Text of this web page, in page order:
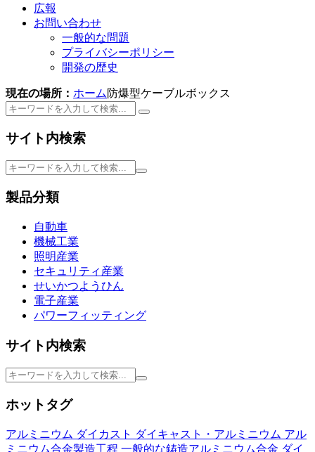
広報
お問い合わせ
一般的な問題
プライバシーポリシー
開発の歴史
現在の場所： ホーム 防爆型ケーブルボックス
サイト内検索
製品分類
自動車
機械工業
照明産業
セキュリティ産業
せいかつようひん
電子産業
パワーフィッティング
サイト内検索
ホットタグ
アルミニウム ダイカスト ダイキャスト・アルミニウム アル
ミニウム合金製造工程 一般的な鋳造アルミニウム合金 ダイ